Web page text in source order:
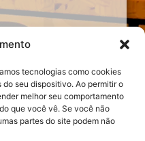
tecnologias como cookies
seu dispositivo. Ao permitir o
melhor seu comportamento
que você vê. Se você não
partes do site podem não
e tecnologias para